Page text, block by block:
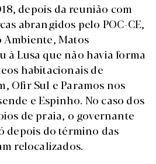
depois da reunião com
abrangidos pelo POC-CE,
Matos
à Lusa que não havia forma
habitacionais de
Ofir Sul e Paramos nos
e Espinho. No caso dos
de praia, o governante
depois do término das
relocalizados.